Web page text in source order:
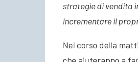
strategie di vendita
incrementare il
Nel corso della